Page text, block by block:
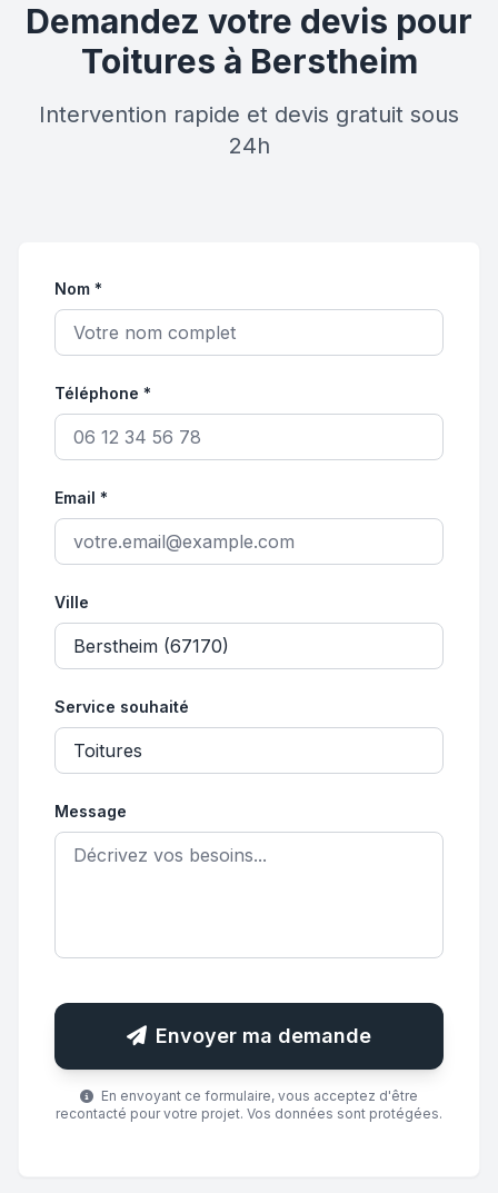
Demandez votre devis pour
Toitures à Berstheim
Intervention rapide et devis gratuit sous
24h
Nom *
Téléphone *
Email *
Ville
Service souhaité
Message
Envoyer ma demande
En envoyant ce formulaire, vous acceptez d'être
recontacté pour votre projet. Vos données sont protégées.